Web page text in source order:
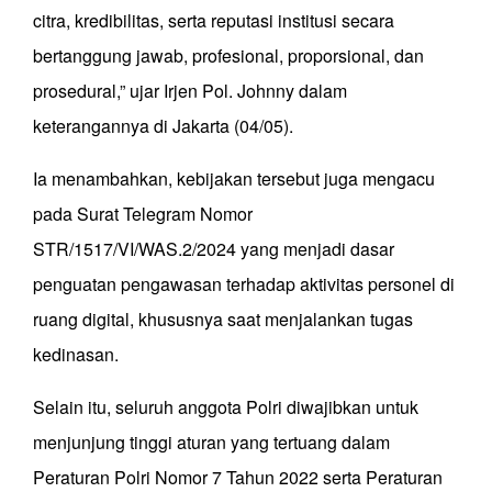
citra, kredibilitas, serta reputasi institusi secara
bertanggung jawab, profesional, proporsional, dan
prosedural,” ujar Irjen Pol. Johnny dalam
keterangannya di Jakarta (04/05).
Ia menambahkan, kebijakan tersebut juga mengacu
pada Surat Telegram Nomor
STR/1517/VI/WAS.2/2024 yang menjadi dasar
penguatan pengawasan terhadap aktivitas personel di
ruang digital, khususnya saat menjalankan tugas
kedinasan.
Selain itu, seluruh anggota Polri diwajibkan untuk
menjunjung tinggi aturan yang tertuang dalam
Peraturan Polri Nomor 7 Tahun 2022 serta Peraturan